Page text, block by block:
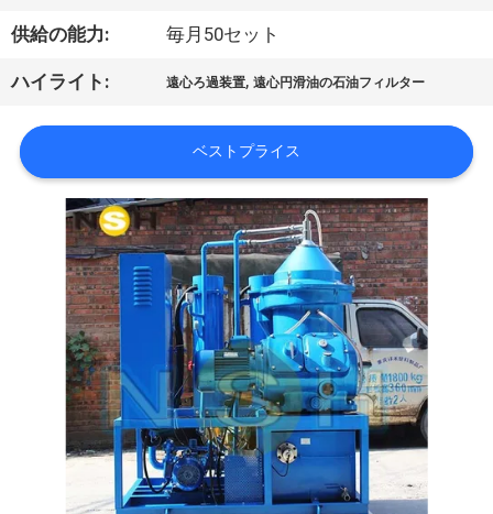
い
て
工
場
供給の能力: 毎月50セット
ハイライト: 遠心ろ過装置,遠心円滑油の石油フィルター
ベストプライス